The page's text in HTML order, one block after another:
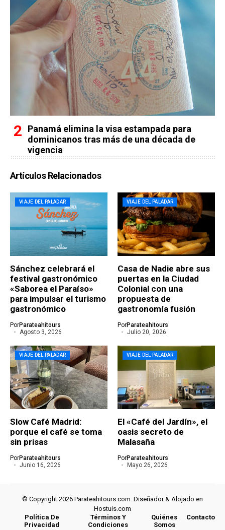
Panamá elimina la visa estampada para
dominicanos tras más de una década de
vigencia
Artículos Relacionados
VIAJE DEL PALADAR
Sánchez celebrará el
festival gastronómico
«Saborea el Paraíso»
para impulsar el turismo
gastronómico
PorParateahitours
Agosto 3, 2026
VIAJE DEL PALADAR
Casa de Nadie abre sus
puertas en la Ciudad
Colonial con una
propuesta de
gastronomía fusión
PorParateahitours
Julio 20, 2026
VIAJE DEL PALADAR
Slow Café Madrid:
porque el café se toma
sin prisas
PorParateahitours
Junio 16, 2026
VIAJE DEL PALADAR
El «Café del Jardín», el
oasis secreto de
Malasaña
PorParateahitours
Mayo 26, 2026
© Copyright 2026 Parateahitours.com. Diseñador & Alojado en
Hostuis.com
Política De
Privacidad
Términos Y
Condiciones
Quiénes
Somos
Contacto